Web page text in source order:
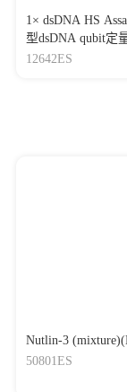
1× dsDNA HS
型dsDNA qubit定
12642ES
Nutlin-3
50801ES